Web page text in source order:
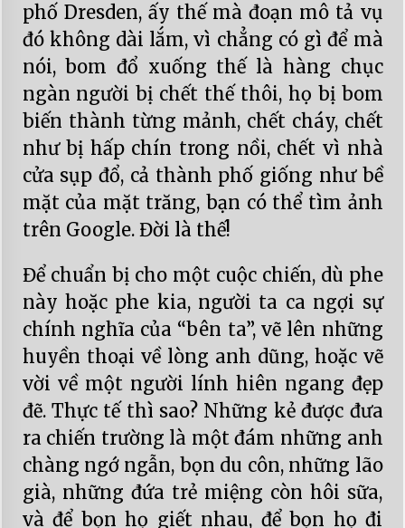
phố Dresden, ấy thế mà đoạn mô tả vụ
đó không dài lắm, vì chẳng có gì để mà
nói, bom đổ xuống thế là hàng chục
ngàn người bị chết thế thôi, họ bị bom
biến thành từng mảnh, chết cháy, chết
như bị hấp chín trong nồi, chết vì nhà
cửa sụp đổ, cả thành phố giống như bề
mặt của mặt trăng, bạn có thể tìm ảnh
trên Google. Đời là thế!
Để chuẩn bị cho một cuộc chiến, dù phe
này hoặc phe kia, người ta ca ngợi sự
chính nghĩa của “bên ta”, vẽ lên những
huyền thoại về lòng anh dũng, hoặc vẽ
vời về một người lính hiên ngang đẹp
đẽ. Thực tế thì sao? Những kẻ được đưa
ra chiến trường là một đám những anh
chàng ngớ ngẫn, bọn du côn, những lão
già, những đứa trẻ miệng còn hôi sữa,
và để bọn họ giết nhau, để bọn họ đi